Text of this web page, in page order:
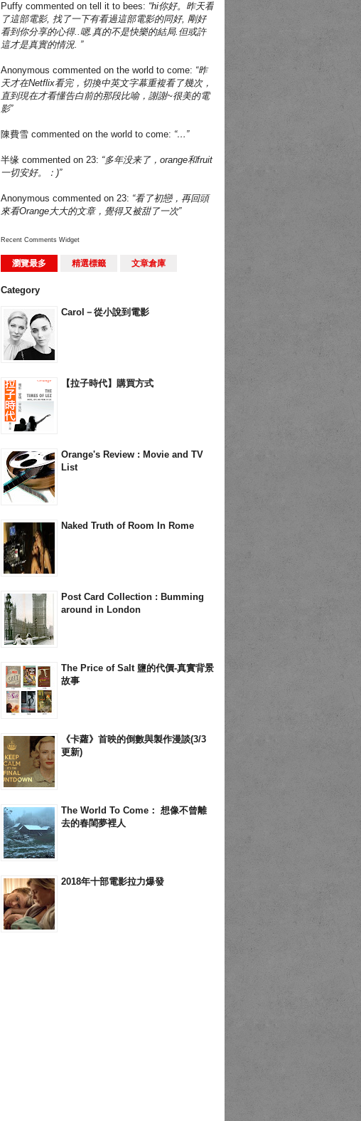
Puffy commented on tell it to bees: “hi你好。昨天看
了這部電影, 找了一下有看過這部電影的同好, 剛好
看到你分享的心得..嗯.真的不是快樂的結局.但或許
這才是真實的情況. ”
Anonymous commented on the world to come: “昨
天才在Netflix看完，切換中英文字幕重複看了幾次，
直到現在才看懂告白前的那段比喻，謝謝~很美的電
影”
陳費雪 commented on the world to come: “…”
半缘 commented on 23: “多年没来了，orange和fruit
一切安好。：)”
Anonymous commented on 23: “看了初戀，再回頭
來看Orange大大的文章，覺得又被甜了一次”
Recent Comments Widget
瀏覽最多 精選標籤 文章倉庫
Category
Carol－從小說到電影
【拉子時代】購買方式
Orange's Review : Movie and TV
List
Naked Truth of Room In Rome
Post Card Collection : Bumming
around in London
The Price of Salt 鹽的代價-真實背景
故事
《卡蘿》首映的倒數與製作漫談(3/3
更新)
The World To Come： 想像不曾離
去的春閨夢裡人
2018年十部電影拉力爆發